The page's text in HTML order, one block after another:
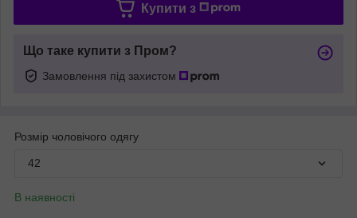
Купити з
Що таке купити з Пром?
Замовлення під захистом
Розмір чоловічого одягу
42
В наявності